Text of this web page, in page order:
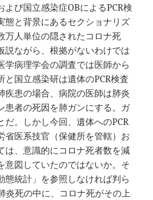
よび国立感染症OBによるPCR検
態と背景にあるセクショナリズ
万人単位の隠されたコロナ死
説ながら、根拠がないわけでは
学病理学会の調査では医師から
と国立感染研は遺体のPCR検査
疾患の場合、病院の医師は肺炎
患者の死因を肺ガンにする。ガ
だ。しかし今回、遺体へのPCR
省医系技官（保健所を管轄）お
は、意識的にコロナ死者数を減
意図していたのではないか。そ
態統計」を参照しなければ判ら
炎死の中に、コロナ死がその上